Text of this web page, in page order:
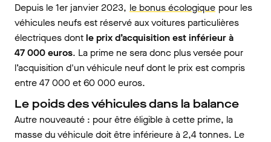
Depuis le 1er janvier 2023, le bonus écologique pour les
véhicules neufs est réservé aux voitures particulières
électriques dontle prix d’acquisition est inférieur à
47 000 euros. La prime ne sera donc plus versée pour
l’acquisition d'un véhicule neuf dont le prix est compris
entre 47 000 et 60 000 euros.
Le poids des véhicules dans la balance
Autre nouveauté : pour être éligible à cette prime, la
masse du véhicule doit être inférieure à 2,4 tonnes. Le